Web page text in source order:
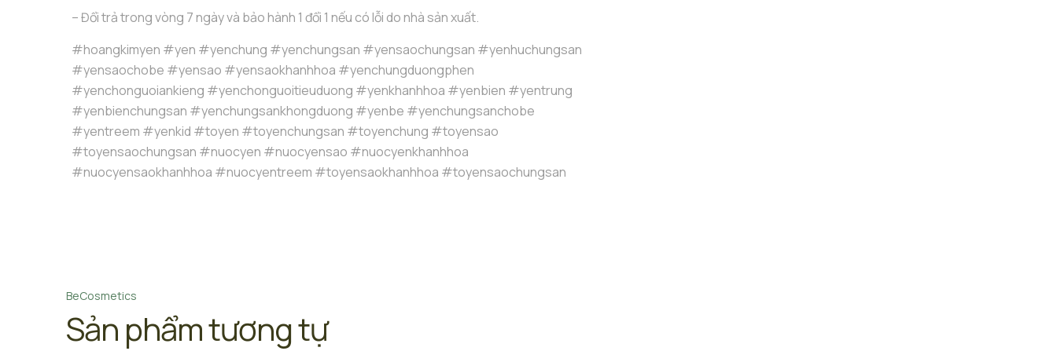
– Đổi trả trong vòng 7 ngày và bảo hành 1 đổi 1 nếu có lỗi do nhà sản xuất.
#hoangkimyen #yen #yenchung #yenchungsan #yensaochungsan #yenhuchungsan
#yensaochobe #yensao #yensaokhanhhoa #yenchungduongphen
#yenchonguoiankieng #yenchonguoitieuduong #yenkhanhhoa #yenbien #yentrung
#yenbienchungsan #yenchungsankhongduong #yenbe #yenchungsanchobe
#yentreem #yenkid #toyen #toyenchungsan #toyenchung #toyensao
#toyensaochungsan #nuocyen #nuocyensao #nuocyenkhanhhoa
#nuocyensaokhanhhoa #nuocyentreem #toyensaokhanhhoa #toyensaochungsan
BeCosmetics
Sản phẩm tương tự